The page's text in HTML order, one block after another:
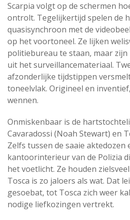
Scarpia volgt op de schermen
ontrolt. Tegelijkertijd spelen de
quasisynchroon met de
op het voortoneel. Ze lijken
politiebureau te staan, maar
uit het surveillancemateriaal.
afzonderlijke tijdstippen
toneelvlak. Origineel en
wennen.
Onmiskenbaar is de
Cavaradossi (Noah Stewart) en
Zelfs tussen de saaie aktedozen
kantoorinterieur van de Polizia
het voetlicht. Ze houden
Tosca is zo jaloers als wat. Dat
gesoebat, tot Tosca zich weer
nodige liefkozingen vertrekt.